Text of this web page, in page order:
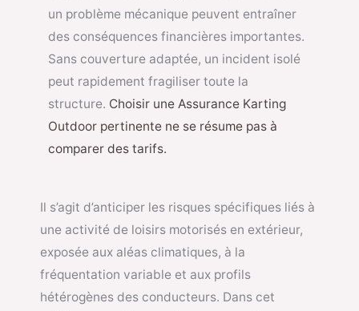
un problème mécanique peuvent entraîner
des conséquences financières importantes.
Sans couverture adaptée, un incident isolé
peut rapidement fragiliser toute la
structure. Choisir une Assurance Karting
Outdoor pertinente ne se résume pas à
comparer des tarifs.
Il s’agit d’anticiper les risques spécifiques liés à
une activité de loisirs motorisés en extérieur,
exposée aux aléas climatiques, à la
fréquentation variable et aux profils
hétérogènes des conducteurs. Dans cet